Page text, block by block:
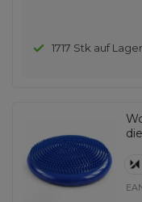
1717 Stk auf Lager